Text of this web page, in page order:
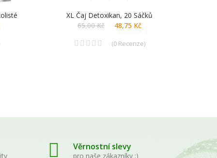
XL Čaj Detoxikan, 20 Sáčků
65,00 Kč
48,75 Kč
(0Recenze)
Věrnostní slevy
pro naše zákazníky :)